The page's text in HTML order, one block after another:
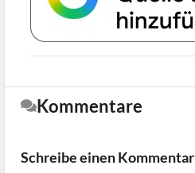
Kommentare
Schreibe einen Kommentar